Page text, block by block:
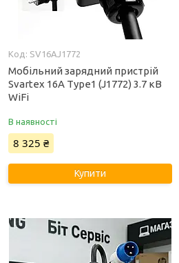
SV16AJ1772
Мобільний зарядний пристрій
Svartex 16A Type1 (J1772) 3.7 кВ
WiFi
В наявності
8 325 ₴
Купити